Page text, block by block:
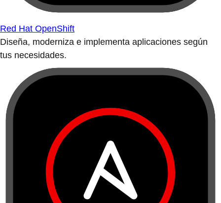
Red Hat OpenShift
Diseña, moderniza e implementa aplicaciones según
tus necesidades.